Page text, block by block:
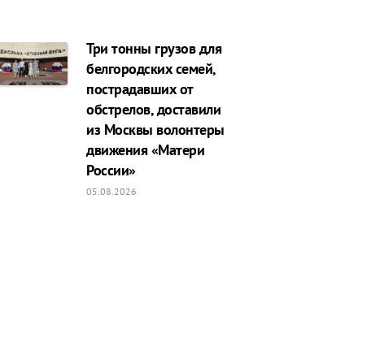
Три тонны грузов для
белгородских семей,
пострадавших от
обстрелов, доставили
из Москвы волонтеры
движения «Матери
России»
05.08.2026